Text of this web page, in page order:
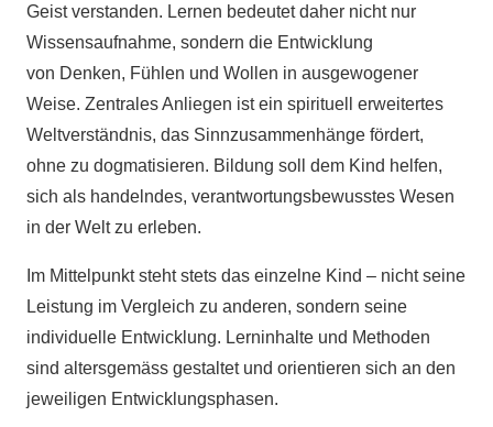
Geist verstanden. Lernen bedeutet daher nicht nur
Wissensaufnahme, sondern die Entwicklung
von Denken, Fühlen und Wollen in ausgewogener
Weise. Zentrales Anliegen ist ein spirituell erweitertes
Weltverständnis, das Sinnzusammenhänge fördert,
ohne zu dogmatisieren. Bildung soll dem Kind helfen,
sich als handelndes, verantwortungsbewusstes Wesen
in der Welt zu erleben.
Im Mittelpunkt steht stets das einzelne Kind – nicht seine
Leistung im Vergleich zu anderen, sondern seine
individuelle Entwicklung. Lerninhalte und Methoden
sind altersgemäss gestaltet und orientieren sich an den
jeweiligen Entwicklungsphasen.